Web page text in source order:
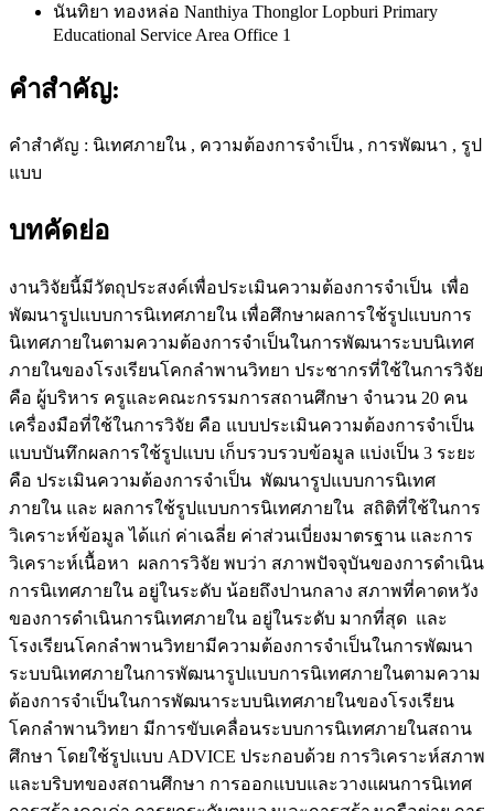
นันทิยา ทองหล่อ Nanthiya ThonglorLopburi Primary
Educational Service Area Office 1
คำสำคัญ:
คำสำคัญ : นิเทศภายใน , ความต้องการจำเป็น , การพัฒนา , รูป
แบบ
บทคัดย่อ
งานวิจัยนี้มีวัตถุประสงค์เพื่อประเมินความต้องการจำเป็น เพื่อ
พัฒนารูปแบบการนิเทศภายใน เพื่อศึกษาผลการใช้รูปแบบการ
นิเทศภายในตามความต้องการจำเป็นในการพัฒนาระบบนิเทศ
ภายในของโรงเรียนโคกลำพานวิทยา ประชากรที่ใช้ในการวิจัย
คือ ผู้บริหาร ครูและคณะกรรมการสถานศึกษา จำนวน 20 คน
เครื่องมือที่ใช้ในการวิจัย คือ แบบประเมินความต้องการจำเป็น
แบบบันทึกผลการใช้รูปแบบ เก็บรวบรวบข้อมูล แบ่งเป็น 3 ระยะ
คือ ประเมินความต้องการจำเป็น พัฒนารูปแบบการนิเทศ
ภายใน และ ผลการใช้รูปแบบการนิเทศภายใน สถิติที่ใช้ในการ
วิเคราะห์ข้อมูล ได้แก่ ค่าเฉลี่ย ค่าส่วนเบี่ยงมาตรฐาน และการ
วิเคราะห์เนื้อหา ผลการวิจัย พบว่า สภาพปัจจุบันของการดำเนิน
การนิเทศภายใน อยู่ในระดับ น้อยถึงปานกลาง สภาพที่คาดหวัง
ของการดำเนินการนิเทศภายใน อยู่ในระดับ มากที่สุด และ
โรงเรียนโคกลำพานวิทยามีความต้องการจำเป็นในการพัฒนา
ระบบนิเทศภายในการพัฒนารูปแบบการนิเทศภายในตามความ
ต้องการจำเป็นในการพัฒนาระบบนิเทศภายในของโรงเรียน
โคกลำพานวิทยา มีการขับเคลื่อนระบบการนิเทศภายในสถาน
ศึกษา โดยใช้รูปแบบ ADVICE ประกอบด้วย การวิเคราะห์สภาพ
และบริบทของสถานศึกษา การออกแบบและวางแผนการนิเทศ